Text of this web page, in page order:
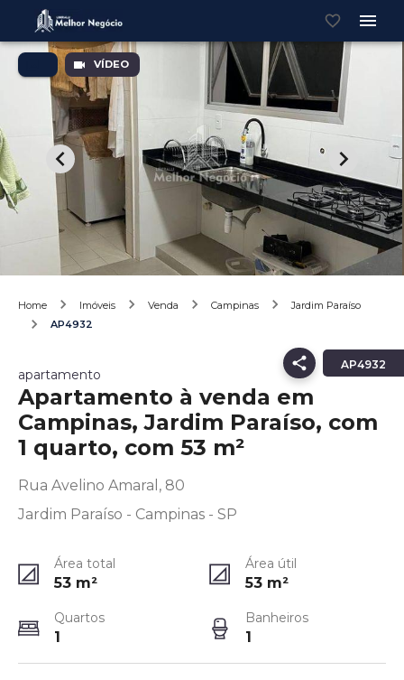
VÍDEO
Home Imóveis Venda Campinas
Jardim Paraíso
AP4932
AP4932
apartamento
Apartamento à venda em
Campinas, Jardim Paraíso, com
1 quarto, com 53 m²
Rua Avelino Amaral, 80
Jardim Paraíso - Campinas - SP
Área total
53 m²
Área útil
53 m²
Quartos
1
Banheiros
1